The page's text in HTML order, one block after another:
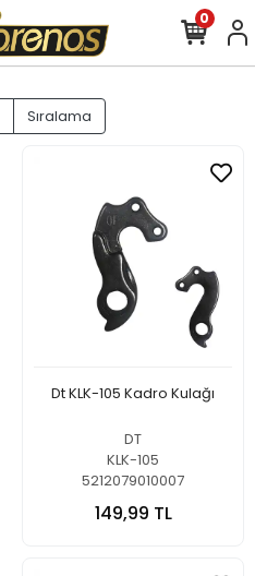
0
Sıralama
Dt KLK-105 Kadro Kulağı
DT
KLK-105
5212079010007
149,99 TL